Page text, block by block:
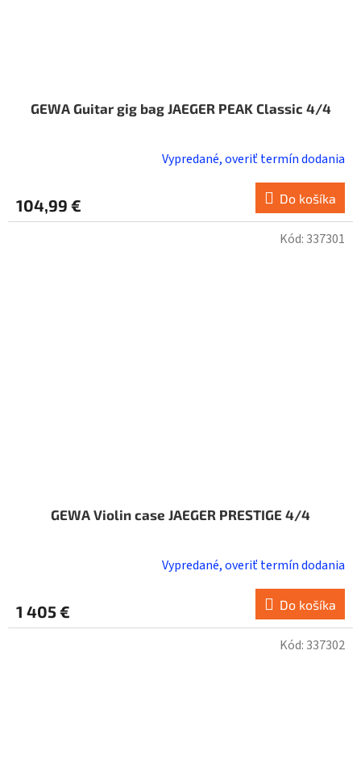
GEWA Guitar gig bag JAEGER PEAK Classic 4/4
Vypredané, overiť termín dodania
104,99 € Do košíka
GEWA Violin case JAEGER PRESTIGE 4/4
Vypredané, overiť termín dodania
1 405 € Do košíka
Kód: 337301
Kód: 337302